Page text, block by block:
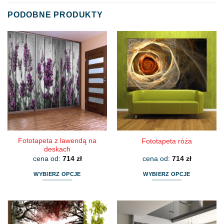
PODOBNE PRODUKTY
Fototapeta z lawendą na
deskach
cena od: 714 zł
WYBIERZ OPCJE
ma
wiele
Fototapeta róża
cena od: 714 zł
WYBIERZ OPCJE
ma
wiele